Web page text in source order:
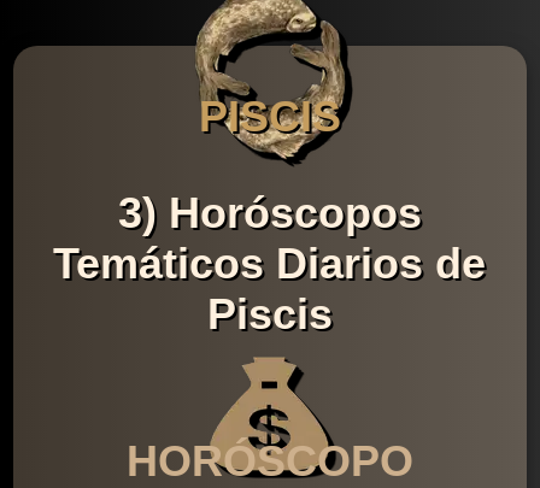
PISCIS
3) Horóscopos
Temáticos Diarios de
Piscis
HORÓSCOPO